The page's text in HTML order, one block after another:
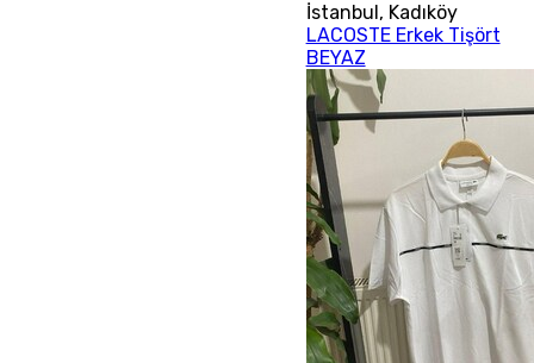
İstanbul , Kadıköy
LACOSTE Erkek Tişört
BEYAZ